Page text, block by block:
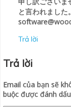
と言われまし
Trả lời
Trả lời
Email của bạn sẽ
buộc được đánh dấu